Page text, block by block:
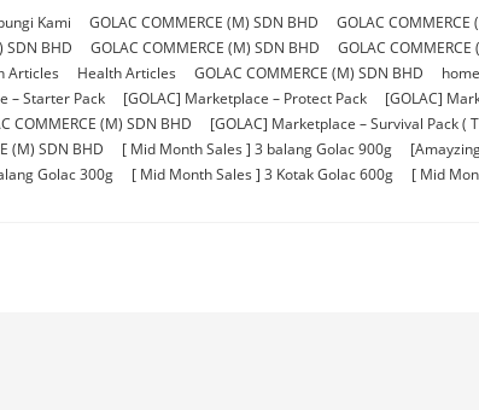
Kami GOLAC COMMERCE (M) SDN BHD GOLAC COMMERCE
SDN BHD GOLAC COMMERCE (M) SDN BHD GOLAC
Articles Health Articles GOLAC COMMERCE (M) SDN BHD
– Starter Pack [GOLAC] Marketplace – Protect Pack [GOLAC]
COMMERCE (M) SDN BHD [GOLAC] Marketplace – Survival Pack (
(M) SDN BHD [ Mid Month Sales ] 3 balang Golac 900g
Golac 300g [ Mid Month Sales ] 3 Kotak Golac 600g
[ Mid